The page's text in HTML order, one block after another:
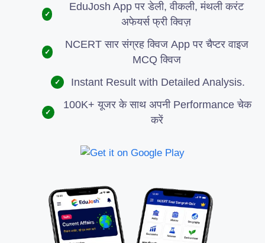
✓
EduJosh App पर डेली, वीकली, मंथली करंट
अफेयर्स फ्री क्विज़
✓
NCERT सार संग्रह क्विज App पर चैप्टर वाइज
MCQ क्विज
✓ Instant Result with Detailed Analysis.
✓
100K+ यूजर के साथ अपनी Performance चेक
करें